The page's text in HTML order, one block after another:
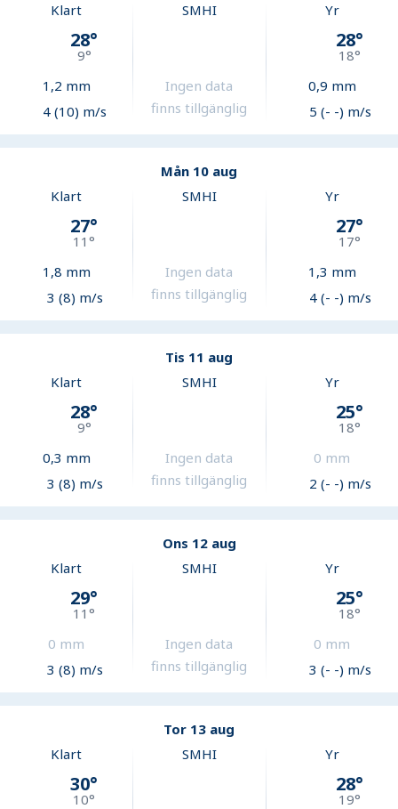
Klart
28°
9°
1,2 mm
4 (10) m/s
SMHI
Ingen data
finns tillgänglig
Yr
28°
18°
0,9 mm
5 (- -) m/s
Mån 10 aug
Klart
27°
11°
1,8 mm
3 (8) m/s
SMHI
Ingen data
finns tillgänglig
Yr
27°
17°
1,3 mm
4 (- -) m/s
Tis 11 aug
Klart
28°
9°
0,3 mm
3 (8) m/s
SMHI
Ingen data
finns tillgänglig
Yr
25°
18°
0 mm
2 (- -) m/s
Ons 12 aug
Klart
29°
11°
0 mm
3 (8) m/s
SMHI
Ingen data
finns tillgänglig
Yr
25°
18°
0 mm
3 (- -) m/s
Tor 13 aug
Klart
30°
10°
SMHI Yr
28°
19°